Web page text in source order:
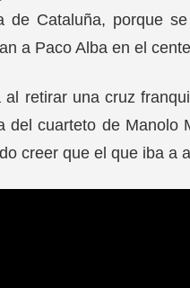
de Cataluña, porque
a Paco Alba en el
retirar una cruz
del cuarteto de Manolo
creer que el que iba a